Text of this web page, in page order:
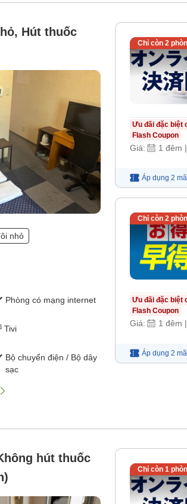
Hút thuốc
nhỏ
Phòng có mạng internet
Tivi
Bộ chuyển điện / Bộ dây
sạc
Chỉ còn 2
Ưu đãi đặc biệt
Flash Coupon
Giá: 1 đêm |
Áp dụng 2 mã
Chỉ còn 2
Ưu đãi đặc biệt
Flash Coupon
Giá: 1 đêm |
Áp dụng 2 mã
hút thuốc
Chỉ còn 1